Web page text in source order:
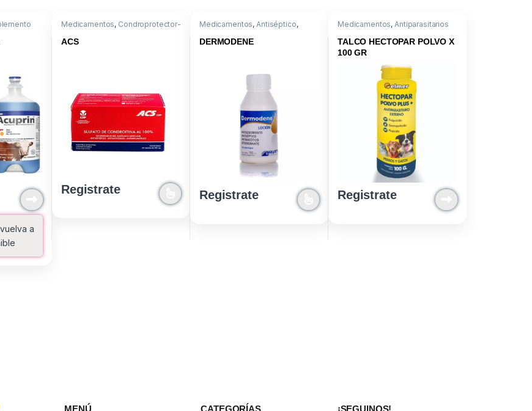
a
Medicamentos, Condroprotector-
Condroitin sulf. al
100%
ACS
Registrate
Medicamentos, Antiséptico,
DERMODENE
Registrate
Medicamentos, Antiparasitarios
Antiparasitario Externo
Talcos,Propoxur
TALCO HECTOPAR POLVO X
100 GR
Registrate
MENÚ CATEGORÍAS ¡SEGUINOS!